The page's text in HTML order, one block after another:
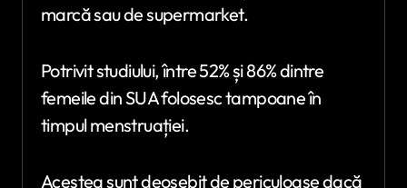
marcă sau de supermarket.
Potrivit studiului, între 52% și 86% dintre
femeile din SUA folosesc tampoane în
timpul menstruației.
Acestea sunt deosebit de periculoase dacă